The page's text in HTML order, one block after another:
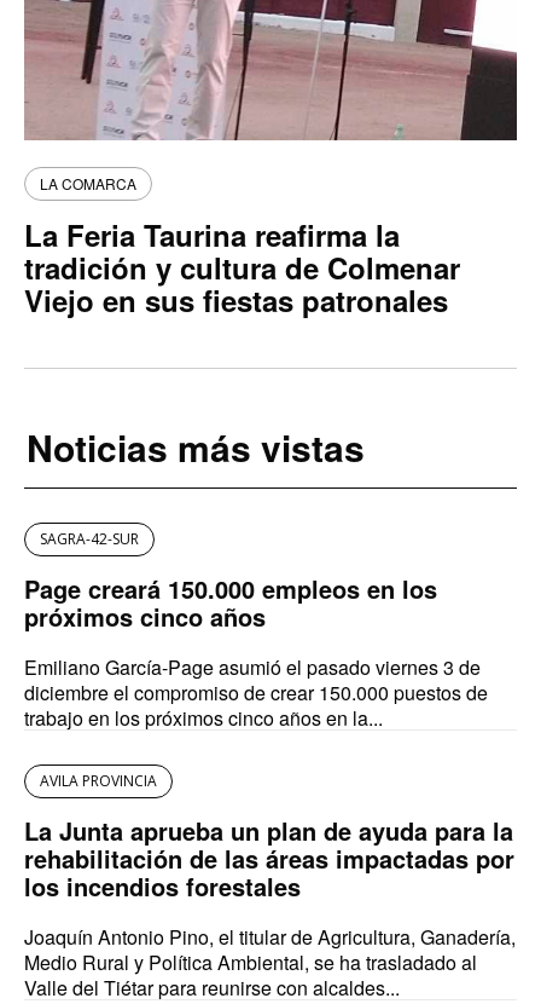
LA COMARCA
La Feria Taurina reafirma la
tradición y cultura de Colmenar
Viejo en sus fiestas patronales
Noticias más vistas
SAGRA-42-SUR
Page creará 150.000 empleos en los
próximos cinco años
Emiliano García-Page asumió el pasado viernes 3 de
diciembre el compromiso de crear 150.000 puestos de
trabajo en los próximos cinco años en la...
AVILA PROVINCIA
La Junta aprueba un plan de ayuda para la
rehabilitación de las áreas impactadas por
los incendios forestales
Joaquín Antonio Pino, el titular de Agricultura, Ganadería,
Medio Rural y Política Ambiental, se ha trasladado al
Valle del Tiétar para reunirse con alcaldes...